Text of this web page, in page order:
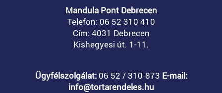
Mandula Pont Debrecen
Telefon: 06 52 310 410
Cím: 4031 Debrecen
Kishegyesi út. 1-11.
Ügyfélszolgálat:06 52 / 310-873 E-mail:
info@tortarendeles.hu